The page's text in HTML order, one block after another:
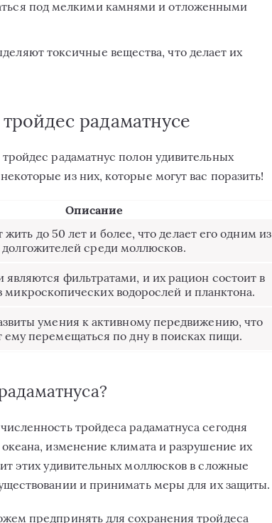
под мелкими камнями и отложенными
токсичные вещества, что делает их
радаматнусе
радаматнус полон удивительных
из них, которые могут вас поразить!
Описание
до 50 лет и более, что делает его одним из
долгожителей среди моллюсков.
фильтратами, и их рацион состоит в
микроскопических водорослей и планктона.
умения к активному передвижению, что
ему перемещаться по дну в поисках пищи.
тройдеса радаматнуса сегодня
изменение климата и разрушение их
этих удивительных моллюсков в сложные
и принимать меры для их защиты.
предпринять для сохранения тройдеса